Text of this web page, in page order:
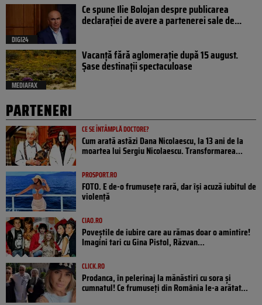
DIGI24
Ce spune Ilie Bolojan despre publicarea
declarației de avere a partenerei sale de...
MEDIAFAX
Vacanță fără aglomerație după 15 august.
Șase destinații spectaculoase
PARTENERI
CE SE ÎNTÂMPLĂ DOCTORE?
Cum arată astăzi Dana Nicolaescu, la 13 ani de la
moartea lui Sergiu Nicolaescu. Transformarea...
PROSPORT.RO
FOTO. E de-o frumusețe rară, dar își acuză iubitul de
violență
CIAO.RO
Poveştile de iubire care au rămas doar o amintire!
Imagini tari cu Gina Pistol, Răzvan...
CLICK.RO
Prodanca, în pelerinaj la mănăstiri cu sora și
cumnatul! Ce frumuseți din România le-a arătat...